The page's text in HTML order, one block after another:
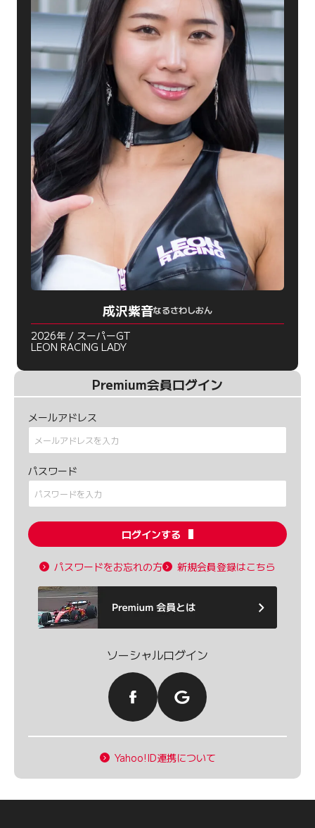
成沢紫音なるさわしおん
2026年 / スーパーGT
LEON RACING LADY
Premium会員ログイン
メールアドレス
パスワード
ログインする
パスワードをお忘れの方 新規会員登録はこちら
ソーシャルログイン
Yahoo!ID連携について